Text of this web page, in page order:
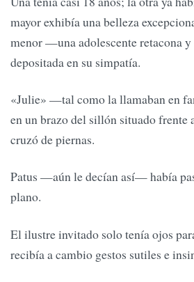
mayor exhibía una belleza
menor —una adolescente retacona
depositada en su simpatía.
«Julie» —tal como la llamaban en
en un brazo del sillón situado frente
cruzó de piernas.
Patus —aún le decían así— había
plano.
El ilustre invitado solo tenía ojos
recibía a cambio gestos sutiles e